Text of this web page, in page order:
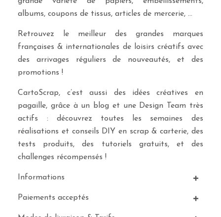
albums, coupons de tissus, articles de mercerie, …
Retrouvez le meilleur des grandes marques
françaises & internationales de loisirs créatifs avec
des arrivages réguliers de nouveautés, et des
promotions !
CartoScrap, c’est aussi des idées créatives en
pagaille, grâce à un blog et une Design Team très
actifs : découvrez toutes les semaines des
réalisations et conseils DIY en scrap & carterie, des
tests produits, des tutoriels gratuits, et des
challenges récompensés !
Informations
Paiements acceptés